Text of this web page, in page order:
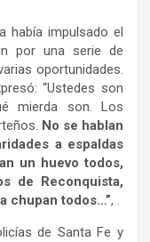
había impulsado el
por una serie de
oportunidades.
“Ustedes son
mierda son. Los
No se hablan
a espaldas
un huevo todos,
de Reconquista,
chupan todos…”, .
de Santa Fe y